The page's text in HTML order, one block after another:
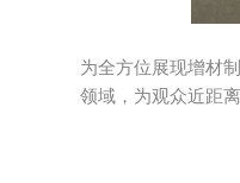
为全方位展现增材
领域，为观众近距